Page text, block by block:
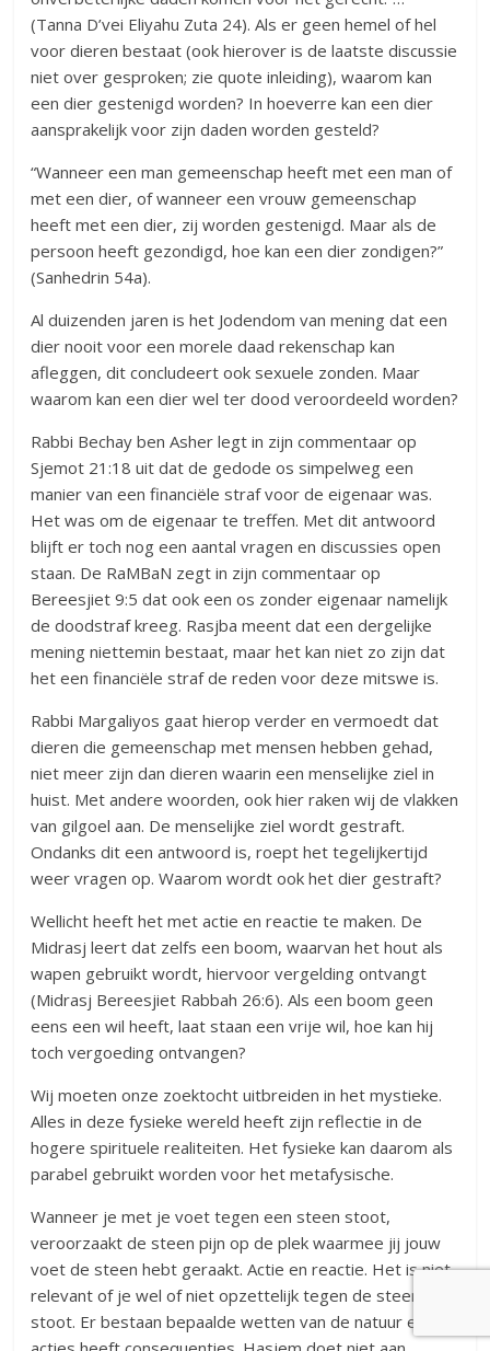
(Tanna D’vei Eliyahu Zuta 24). Als er geen hemel of hel
voor dieren bestaat (ook hierover is de laatste discussie
niet over gesproken; zie quote inleiding), waarom kan
een dier gestenigd worden? In hoeverre kan een dier
aansprakelijk voor zijn daden worden gesteld?
“Wanneer een man gemeenschap heeft met een man of
met een dier, of wanneer een vrouw gemeenschap
heeft met een dier, zij worden gestenigd. Maar als de
persoon heeft gezondigd, hoe kan een dier zondigen?”
(Sanhedrin 54a).
Al duizenden jaren is het Jodendom van mening dat een
dier nooit voor een morele daad rekenschap kan
afleggen, dit concludeert ook sexuele zonden. Maar
waarom kan een dier wel ter dood veroordeeld worden?
Rabbi Bechay ben Asher legt in zijn commentaar op
Sjemot 21:18 uit dat de gedode os simpelweg een
manier van een financiële straf voor de eigenaar was.
Het was om de eigenaar te treffen. Met dit antwoord
blijft er toch nog een aantal vragen en discussies open
staan. De RaMBaN zegt in zijn commentaar op
Bereesjiet 9:5 dat ook een os zonder eigenaar namelijk
de doodstraf kreeg. Rasjba meent dat een dergelijke
mening niettemin bestaat, maar het kan niet zo zijn dat
het een financiële straf de reden voor deze mitswe is.
Rabbi Margaliyos gaat hierop verder en vermoedt dat
dieren die gemeenschap met mensen hebben gehad,
niet meer zijn dan dieren waarin een menselijke ziel in
huist. Met andere woorden, ook hier raken wij de vlakken
van gilgoel aan. De menselijke ziel wordt gestraft.
Ondanks dit een antwoord is, roept het tegelijkertijd
weer vragen op. Waarom wordt ook het dier gestraft?
Wellicht heeft het met actie en reactie te maken. De
Midrasj leert dat zelfs een boom, waarvan het hout als
wapen gebruikt wordt, hiervoor vergelding ontvangt
(Midrasj Bereesjiet Rabbah 26:6). Als een boom geen
eens een wil heeft, laat staan een vrije wil, hoe kan hij
toch vergoeding ontvangen?
Wij moeten onze zoektocht uitbreiden in het mystieke.
Alles in deze fysieke wereld heeft zijn reflectie in de
hogere spirituele realiteiten. Het fysieke kan daarom als
parabel gebruikt worden voor het metafysische.
Wanneer je met je voet tegen een steen stoot,
veroorzaakt de steen pijn op de plek waarmee jij jouw
voet de steen hebt geraakt. Actie en reactie. Het is niet
relevant of je wel of niet opzettelijk tegen de steen
stoot. Er bestaan bepaalde wetten van de natuur en alle